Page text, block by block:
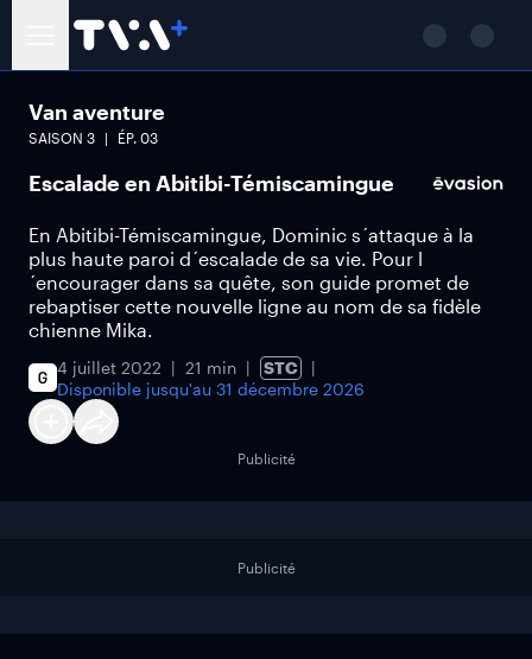
Van aventure
SAISON 3 ÉP. 03
Escalade en Abitibi-Témiscamingue
En Abitibi-Témiscamingue, Dominic s´attaque à la
plus haute paroi d´escalade de sa vie. Pour l
´encourager dans sa quête, son guide promet de
rebaptiser cette nouvelle ligne au nom de sa fidèle
chienne Mika.
4 juillet 2022 21 min
STC
Disponible jusqu'au 31 décembre 2026
Publicité
Publicité